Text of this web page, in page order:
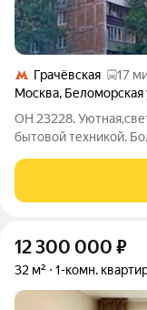
Грачёвская
17
Москва, Беломорская
ОН 23228.
бытовой техникой.
ухоженный двор.
рядом. Отличная
12 300 000 ₽
32 м² 1-комн.